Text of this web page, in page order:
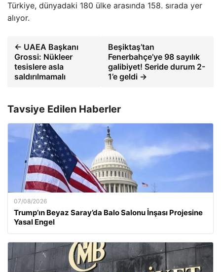
Türkiye, dünyadaki 180 ülke arasında 158. sırada yer
alıyor.
← UAEA Başkanı
Grossi: Nükleer
tesislere asla
saldırılmamalı
Beşiktaş’tan
Fenerbahçe’ye 98 sayılık
galibiyet! Seride durum 2-
1’e geldi →
Tavsiye Edilen Haberler
07/08/2026
Trump’ın Beyaz Saray’da Balo Salonu İnşası Projesine
Yasal Engel